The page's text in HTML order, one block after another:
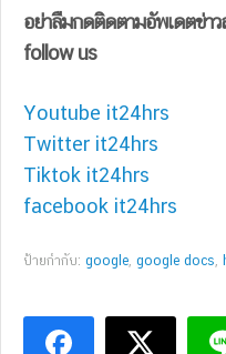
อย่าลืมกดติดตามอัพเดตข่า
follow us
Youtube it24hrs
Twitter it24hrs
Tiktok it24hrs
facebook it24hrs
ป้ายกำกับ: google, google docs,